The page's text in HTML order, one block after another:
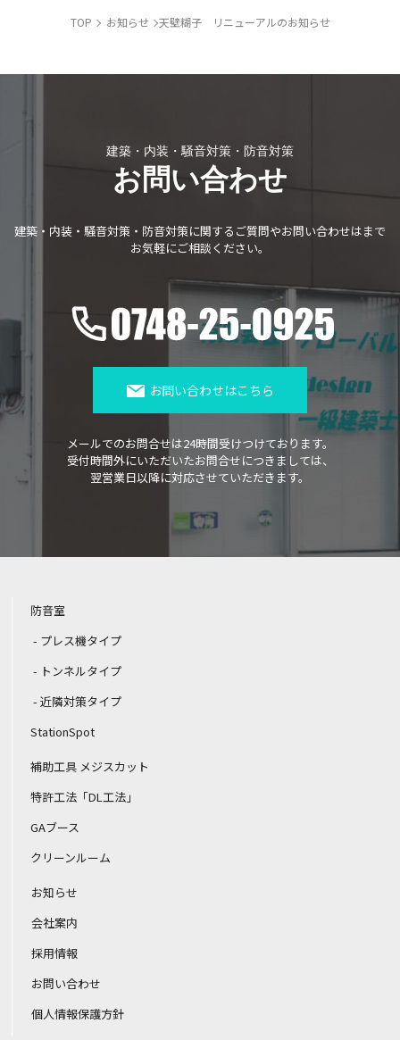
TOP お知らせ 天壁糊子 リニューアルのお知らせ
建築・内装・騒音対策・防音対策
お問い合わせ
建築・内装・騒音対策・防音対策に関する ご質問やお問い合わせはまで
お気軽にご相談ください。
お問い合わせはこちら
メールでのお問合せは24時間受けつけております。
受付時間外にいただいたお問合せにつきましては、
翌営業日以降に対応させていただきます。
防音室
プレス機タイプ
トンネルタイプ
近隣対策タイプ
StationSpot
補助工具 メジスカット
特許工法「DL工法」
GAブース
クリーンルーム
お知らせ
会社案内
採用情報
お問い合わせ
個人情報保護方針